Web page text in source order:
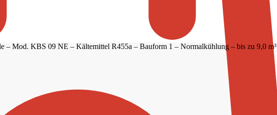
– Mod. KBS 09 NE – Kältemittel R455a – Bauform 1 – Normalkühlung – bis zu 9,0 m³